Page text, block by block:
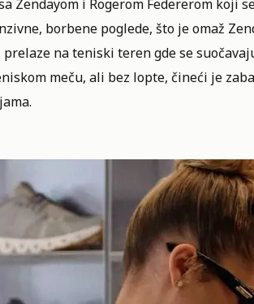
Zendayom i Rogerom Federerom koji
borbene poglede, što je omaž
prelaze na teniski teren gde se
meču, ali bez lopte, čineći je